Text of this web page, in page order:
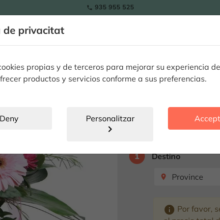
de privacitat
propias y de terceros para mejorar su experiencia
productos y servicios conforme a sus preferencias.
Deny Personalitzar
chevron_right
 935 955 525
Tulipes Flors
Pack
Seleccione
1 Destino
place Province
info Por favor,